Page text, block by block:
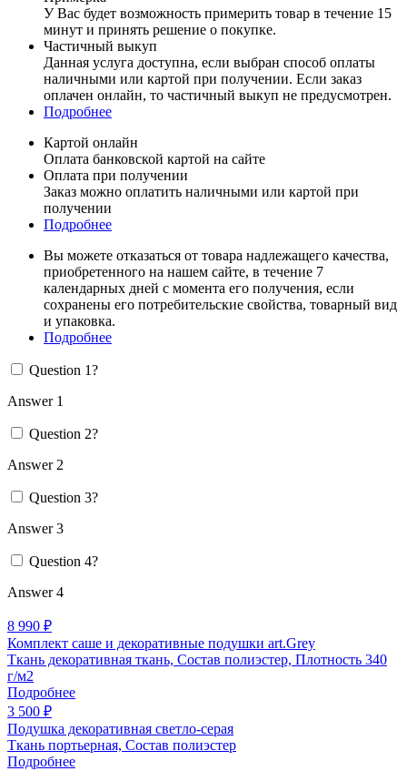
У Вас будет возможность примерить товар в течение 15
минут и принять решение о покупке.
Частичный выкуп
Данная услуга доступна, если выбран способ оплаты
наличными или картой при получении. Если заказ
оплачен онлайн, то частичный выкуп не предусмотрен.
Подробнее
Картой онлайн
Оплата банковской картой на сайте
Оплата при получении
Заказ можно оплатить наличными или картой при
получении
Подробнее
Вы можете отказаться от товара надлежащего качества,
приобретенного на нашем сайте, в течение 7
календарных дней с момента его получения, если
сохранены его потребительские свойства, товарный вид
и упаковка.
Подробнее
Question 1?
Answer 1
Question 2?
Answer 2
Question 3?
Answer 3
Question 4?
Answer 4
8 990 ₽
Комплект саше и декоративные подушки art.Grey
Ткань декоративная ткань, Состав полиэстер, Плотность 340
г/м2
Подробнее
3 500 ₽
Подушка декоративная светло-серая
Ткань портьерная, Состав полиэстер
Подробнее